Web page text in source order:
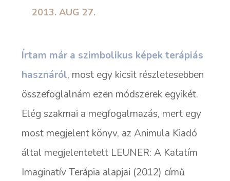
2013. AUG 27.
Írtam már a szimbolikus képek terápiás
hasznáról, most egy kicsit részletesebben
összefoglalnám ezen módszerek egyikét.
Elég szakmai a megfogalmazás, mert egy
most megjelent könyv, az Animula Kiadó
által megjelentetett LEUNER: A Katatím
Imaginatív Terápia alapjai (2012) című